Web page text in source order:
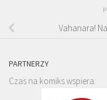
Vahanara!
PARTNERZY
Czas na komiks wspiera: